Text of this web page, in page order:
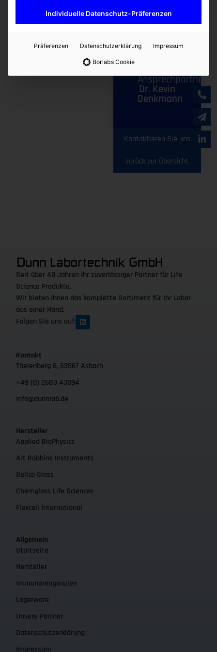
Ansprechpartner
Dr. Kevin
Denkmann
Kontaktieren Sie uns
zurück zur Übersicht
Seit über 40 Jahren Ihr zuverlässiger Partner für Life
Science Produkte.
Wir bieten Ihnen das komplette Sortiment für Ihr Labor
aus einer Hand.
Folgen Sie uns auf:
Kontakt
Thelenberg 6, 53567 Asbach
+49 (0) 2683 43094
info@dunnlab.de
Hersteller
Applied BioPhysics
Art Robbins Instruments
Bellco Glass
Chemglass Life Sciences
Flexcell International
Allgemein
Startseite
Hersteller
Immunoreagenzien
Lagerware
Unsere Partner
Datenschutzerklärung
Impressum
Individuelle Datenschutz-Präferenzen
Präferenzen Datenschutzerklärung Impressum
Borlabs Cookie